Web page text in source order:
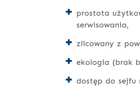
prostota
serwisowania,
zlicowany z
ekologia (brak
dostęp do sejfu